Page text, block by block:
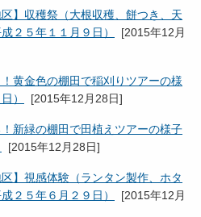
区】収穫祭（大根収穫、餅つき、天
２５年１１月９日）
[2015年12月
！黄金色の棚田で稲刈りツアーの様
）
[2015年12月28日]
！新緑の棚田で田植えツアーの様子
[2015年12月28日]
】視感体験（ランタン製作、ホタ
２５年６月２９日）
[2015年12月